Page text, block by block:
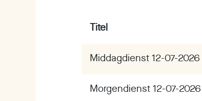
Titel
Middagdienst 12-07-2026
Morgendienst 12-07-2026